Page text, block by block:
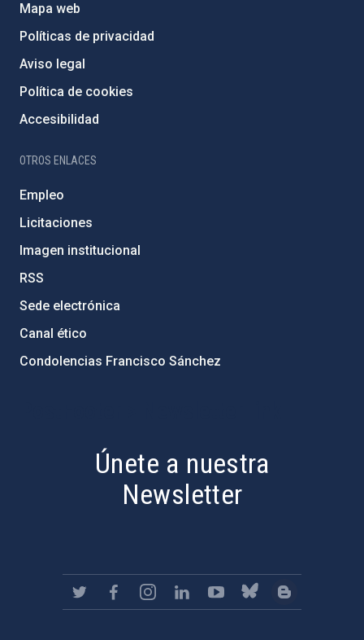
Mapa web
Políticas de privacidad
Aviso legal
Política de cookies
Accesibilidad
OTROS ENLACES
Empleo
Licitaciones
Imagen institucional
RSS
Sede electrónica
Canal ético
Condolencias Francisco Sánchez
Únete a nuestra
Newsletter